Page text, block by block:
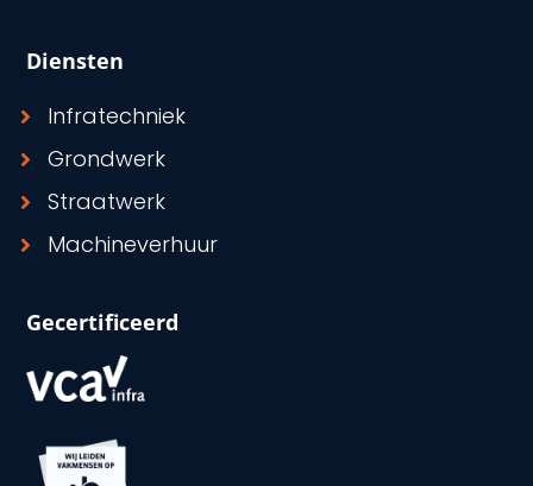
Diensten
Infratechniek
Grondwerk
Straatwerk
Machineverhuur
Gecertificeerd